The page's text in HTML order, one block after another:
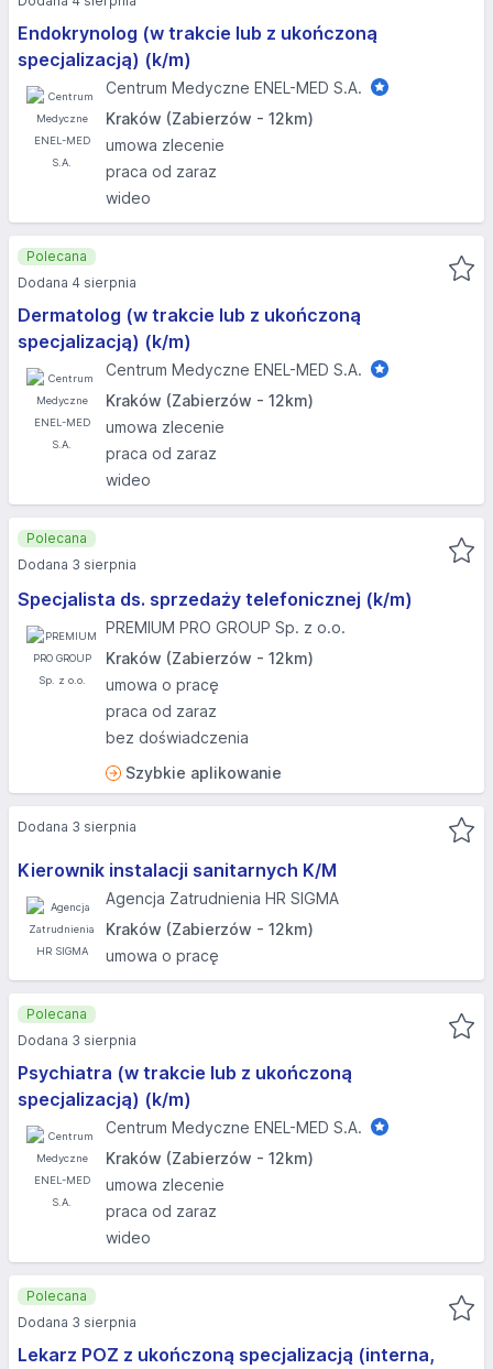
Endokrynolog (w trakcie lub z ukończoną
specjalizacją) (k/m)
Centrum Medyczne ENEL-MED S.A.
Kraków (Zabierzów - 12km)
umowa zlecenie
praca od zaraz
wideo
Dermatolog (w trakcie lub z ukończoną
specjalizacją) (k/m)
Centrum Medyczne ENEL-MED S.A.
Kraków (Zabierzów - 12km)
umowa zlecenie
praca od zaraz
wideo
Polecana
Dodana 4 sierpnia
Specjalista ds. sprzedaży telefonicznej (k/m)
PREMIUM PRO GROUP Sp. z o.o.
Kraków (Zabierzów - 12km)
umowa o pracę
praca od zaraz
bez doświadczenia
Szybkie aplikowanie
Polecana
Dodana 3 sierpnia
Kierownik instalacji sanitarnych K/M
Agencja Zatrudnienia HR SIGMA
Kraków (Zabierzów - 12km)
umowa o pracę
Dodana 3 sierpnia
Psychiatra (w trakcie lub z ukończoną
specjalizacją) (k/m)
Centrum Medyczne ENEL-MED S.A.
Kraków (Zabierzów - 12km)
umowa zlecenie
praca od zaraz
wideo
Polecana
Dodana 3 sierpnia
Lekarz POZ z ukończoną specjalizacją (interna,
Polecana
Dodana 3 sierpnia